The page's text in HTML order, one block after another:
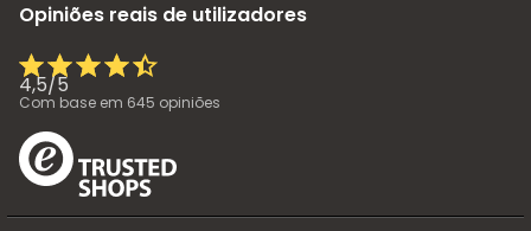
Opiniões reais de utilizadores
4,5/5
Com base em 645 opiniões